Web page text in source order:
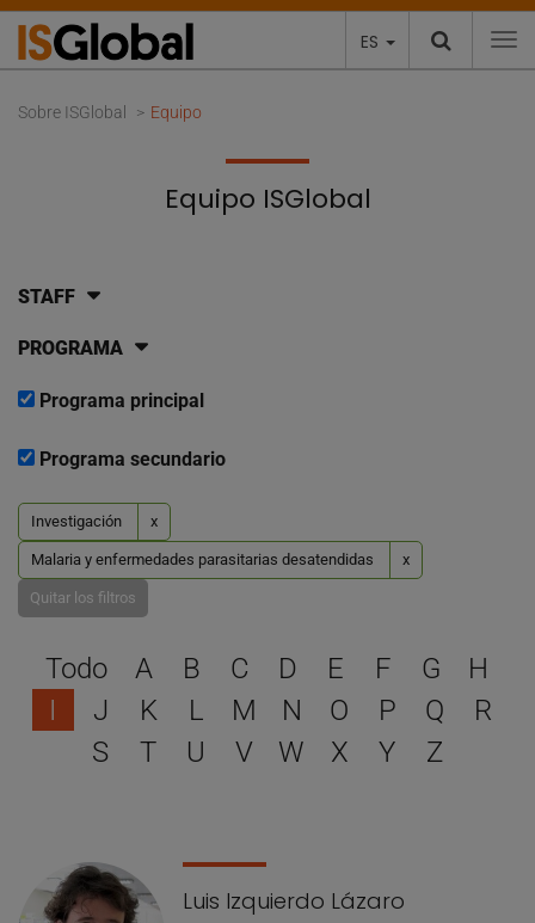
ES
Sobre ISGlobal Equipo
Equipo ISGlobal
STAFF
PROGRAMA
Programa principal
Programa secundario
Investigación x
Malaria y enfermedades parasitarias desatendidas x
Quitar los filtros
Selecciona una letra
Todo A B C D E F G
H
I
J K L M N O P Q
R
S
T U V W X Y Z
Lista de personal
Luis Izquierdo Lázaro